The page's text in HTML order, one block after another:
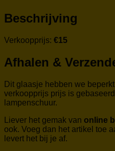
Beschrijving
Verkoopprijs: €15
Afhalen &
Dit glaasje hebben we
verkoopprijs prijs is
lampenschuur.
Liever het gemak van online
ook. Voeg dan het artikel toe
levert het bij je af.